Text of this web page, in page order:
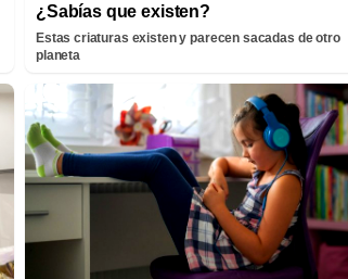
¿Sabías que existen?
Estas criaturas existen y parecen sacadas de otro
planeta